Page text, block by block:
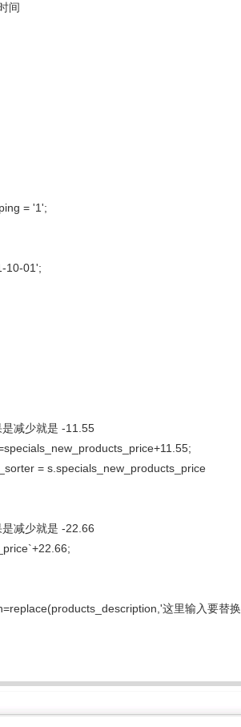
间
= '1';
10-01';
减少就是 -11.55
= s.specials_new_products_price
减少就是 -22.66
这里输入要替换